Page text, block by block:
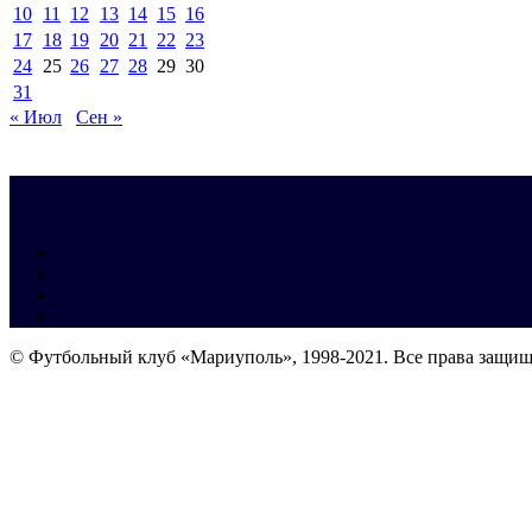
10 11 12 13 14 15 16
17 18 19 20 21 22 23
24 25 26 27 28 29 30
31
« Июл
Сен »
© Футбольный клуб «Мариуполь», 1998-2021. Все права